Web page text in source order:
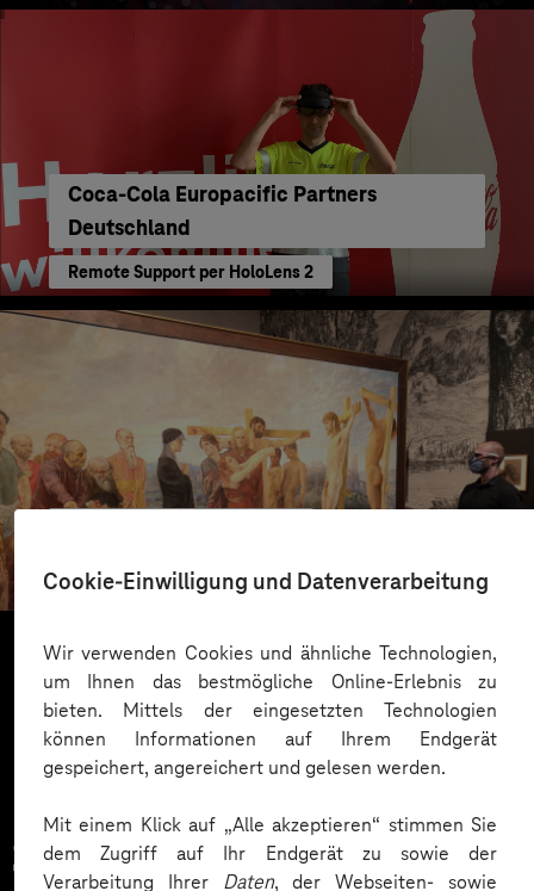
Cookie-Einwilligung und Datenverarbeitung
Wir verwenden Cookies und ähnliche Technologien,
um Ihnen das bestmögliche Online-Erlebnis zu
bieten. Mittels der eingesetzten Technologien
können Informationen auf Ihrem Endgerät
gespeichert, angereichert und gelesen werden.
Mit einem Klick auf „Alle akzeptieren“ stimmen Sie
dem Zugriff auf Ihr Endgerät zu sowie der
Verarbeitung Ihrer Daten, der Webseiten- sowie
Coca-Cola Europacific Partners
Deutschland
Remote Support per HoloLens 2
Augmented Reality: When art comes to life
Mehr laden
Zahlreiche Unternehmen